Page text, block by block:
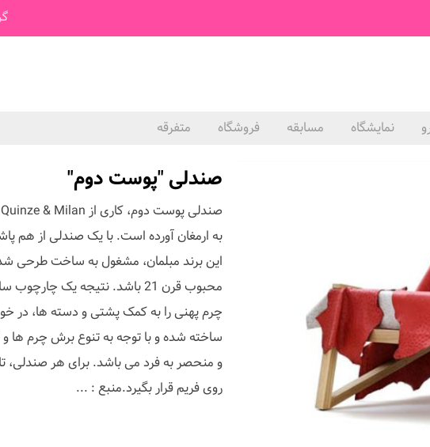
نمایشگاه مسابقه فروشگاه متفرقه
صندلی "پوست دوم"
به ارمغان آورده است. با یک صندلی از هم
این برند مبلمان، مشغول به ساخت طرحی
محبوب قرن 21 باشد. نتیجه یک
چرم پهنی را به کمک پشتی و دسته ها، در
ساخته شده و با توجه به تنوع برش چرم ها و
روی فریم قرار بگیرد.منبع : ...